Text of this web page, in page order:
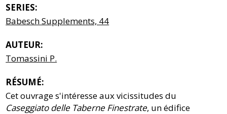
SERIES:
Babesch Supplements, 44
AUTEUR:
Tomassini P.
RÉSUMÉ:
Cet ouvrage s'intéresse aux vicissitudes du
Caseggiato delle Taberne Finestrate, un édifice